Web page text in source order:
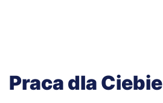
Praca dla Ciebie